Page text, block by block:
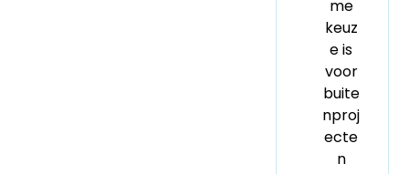
me
keuz
e is
voor
buite
nproj
ecte
n